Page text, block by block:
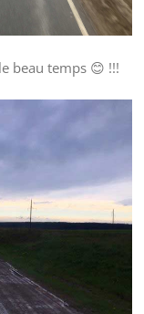
beau temps 😊 !!!